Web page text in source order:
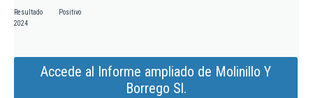
Resultado
2024
Positivo
Accede al Informe ampliado de Molinillo Y
Borrego Sl.